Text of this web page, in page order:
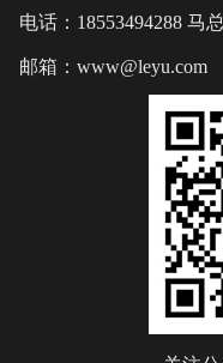
电话：18553494288 马总
邮箱：www@leyu.com